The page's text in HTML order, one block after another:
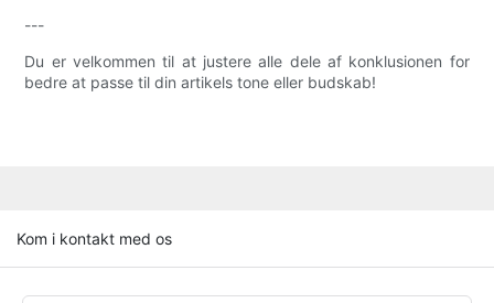
---
Du er velkommen til at justere alle dele af konklusionen for
bedre at passe til din artikels tone eller budskab!
Kom i kontakt med os